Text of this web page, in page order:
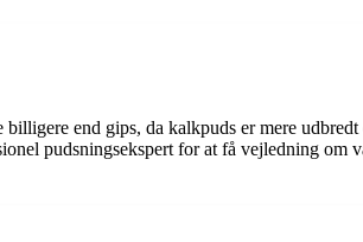
end gips, da kalkpuds er mere udbredt
pudsningsekspert for at få vejledning om